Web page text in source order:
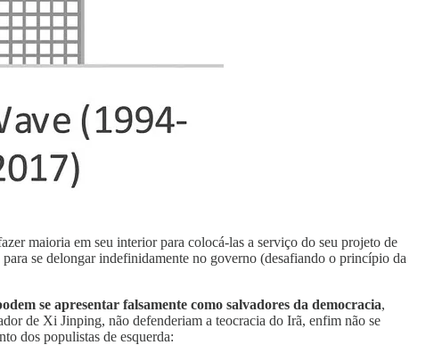
maioria em seu interior para colocá-las a serviço do seu projeto de
se delongar indefinidamente no governo (desafiando o princípio da
se apresentar falsamente como salvadores da democracia,
de Xi Jinping, não defenderiam a teocracia do Irã, enfim não se
dos populistas de esquerda: